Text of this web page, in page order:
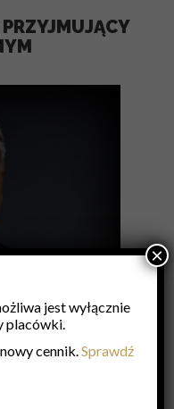
jest wyłącznie
placówki.
cennik.Sprawdź
×